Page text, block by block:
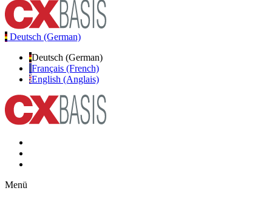
Deutsch (German)
Deutsch (German)
Français (French)
English (Anglais)
Menü